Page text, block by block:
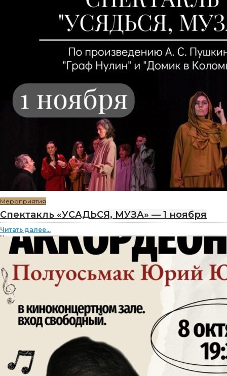
Мероприятия
Спектакль «УСАДЬСЯ, МУЗА» — 1 ноября
Читать далее...